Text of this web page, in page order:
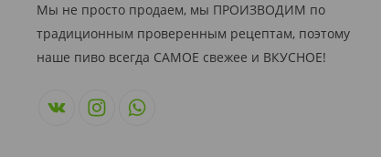
Мы не просто продаем, мы ПРОИЗВОДИМ по
традиционным проверенным рецептам, поэтому
наше пиво всегда САМОЕ свежее и ВКУСНОЕ!